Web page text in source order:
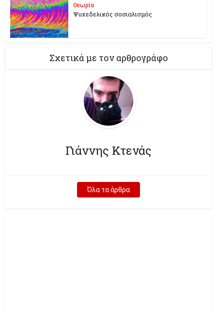
Θεωρία
Ψυχεδελικός σοσιαλισμός
Σχετικά με τον αρθρογράφο
Γιάννης Κτενάς
Όλα τα άρθρα